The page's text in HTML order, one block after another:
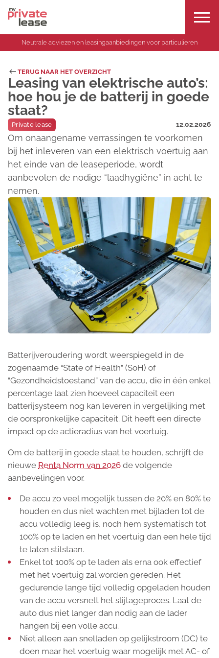
Neutrale adviezen en leasingaanbiedingen voor particulieren
TERUG NAAR HET OVERZICHT
Leasing van elektrische auto’s:
hoe hou je de batterij in goede
staat?
Private lease 12.02.2026
Om onaangename verrassingen te voorkomen
bij het inleveren van een elektrisch voertuig aan
het einde van de leaseperiode, wordt
aanbevolen de nodige “laadhygiëne” in acht te
nemen.
Batterijveroudering wordt weerspiegeld in de
zogenaamde “State of Health” (SoH) of
“Gezondheidstoestand” van de accu, die in één enkel
percentage laat zien hoeveel capaciteit een
batterijsysteem nog kan leveren in vergelijking met
de oorspronkelijke capaciteit. Dit heeft een directe
impact op de actieradius van het voertuig.
Om de batterij in goede staat te houden, schrijft de
nieuwe Renta Norm van 2026 de volgende
aanbevelingen voor.
De accu zo veel mogelijk tussen de 20% en 80% te
houden en dus niet wachten met bijladen tot de
accu volledig leeg is, noch hem systematisch tot
100% op te laden en het voertuig dan een hele tijd
te laten stilstaan.
Enkel tot 100% op te laden als erna ook effectief
met het voertuig zal worden gereden. Het
gedurende lange tijd volledig opgeladen houden
van de accu versnelt het slijtageproces. Laat de
auto dus niet langer dan nodig aan de lader
hangen bij een volle accu.
Niet alleen aan snelladen op gelijkstroom (DC) te
doen maar het voertuig waar mogelijk met AC- of